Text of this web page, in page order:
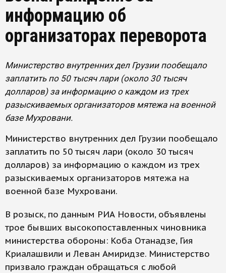
информацию об
организаторах переворота
Министерство внутренних дел Грузии пообещало
заплатить по 50 тысяч лари (около 30 тысяч
долларов) за информацию о каждом из трех
разыскиваемых организаторов мятежа на военной
базе Мухровани.
Министерство внутренних дел Грузии пообещало
заплатить по 50 тысяч лари (около 30 тысяч
долларов) за информацию о каждом из трех
разыскиваемых организаторов мятежа на
военной базе Мухровани.
В розыск, по данным РИА Новости, объявлены
трое бывших высокопоставленных чиновника
министерства обороны: Коба Отанадзе, Гия
Криалашвили и Леван Амиридзе. Министерство
призвало граждан обращаться с любой